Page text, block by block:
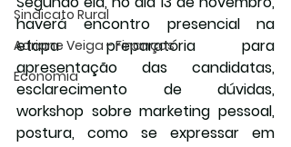
Sindicato Rural
Adriane Veiga - Finanças
Economia
haverá encontro presencial na
etapa preparatória para
apresentação das candidatas,
esclarecimento de dúvidas,
workshop sobre marketing pessoal,
postura, como se expressar em